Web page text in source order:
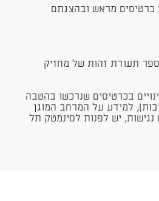
כרטיסים מראש ובהצגתם
תעודת זהות של מחזיק
בכרטיסים שנרכשו בהטבה
למידע על המרחב המוגן
יש לפנות לסינמטק תל